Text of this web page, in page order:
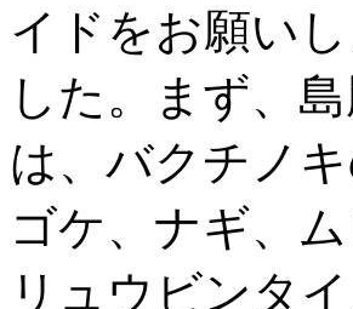
イドをお願い
した。まず、
は、バクチノ
ゴケ、ナギ、
リュウビンタ